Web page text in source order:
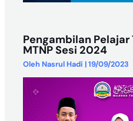
Pengambilan Pelajar
MTNP Sesi 2024
Oleh Nasrul Hadi |19/09/2023